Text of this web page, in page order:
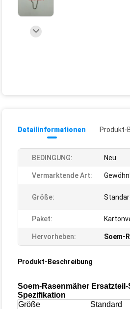
Detailinformationen Produkt-
BEDINGUNG: Neu
Vermarktende Art:
Größe:
Paket:
Hervorheben: Soem-
Produkt-Beschreibung
Soem-Rasenmäher
Spezifikation
Größe
Standard